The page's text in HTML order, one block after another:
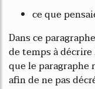
ce que
Dans ce
de temps à
que le paragraphe
afin de ne pas